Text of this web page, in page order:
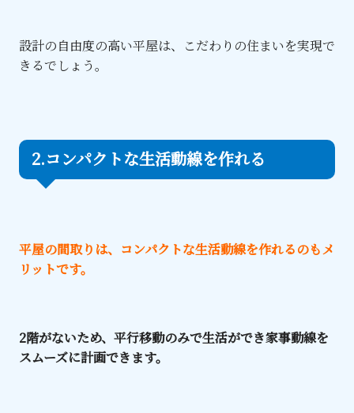
設計の自由度の高い平屋は、こだわりの住まいを実現で
きるでしょう。
2.コンパクトな生活動線を作れる
平屋の間取りは、コンパクトな生活動線を作れるのもメ
リットです。
2階がないため、平行移動のみで生活ができ家事動線を
スムーズに計画できます。